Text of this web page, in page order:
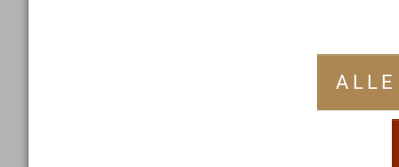
Wie stark ist
Diese Frage steht